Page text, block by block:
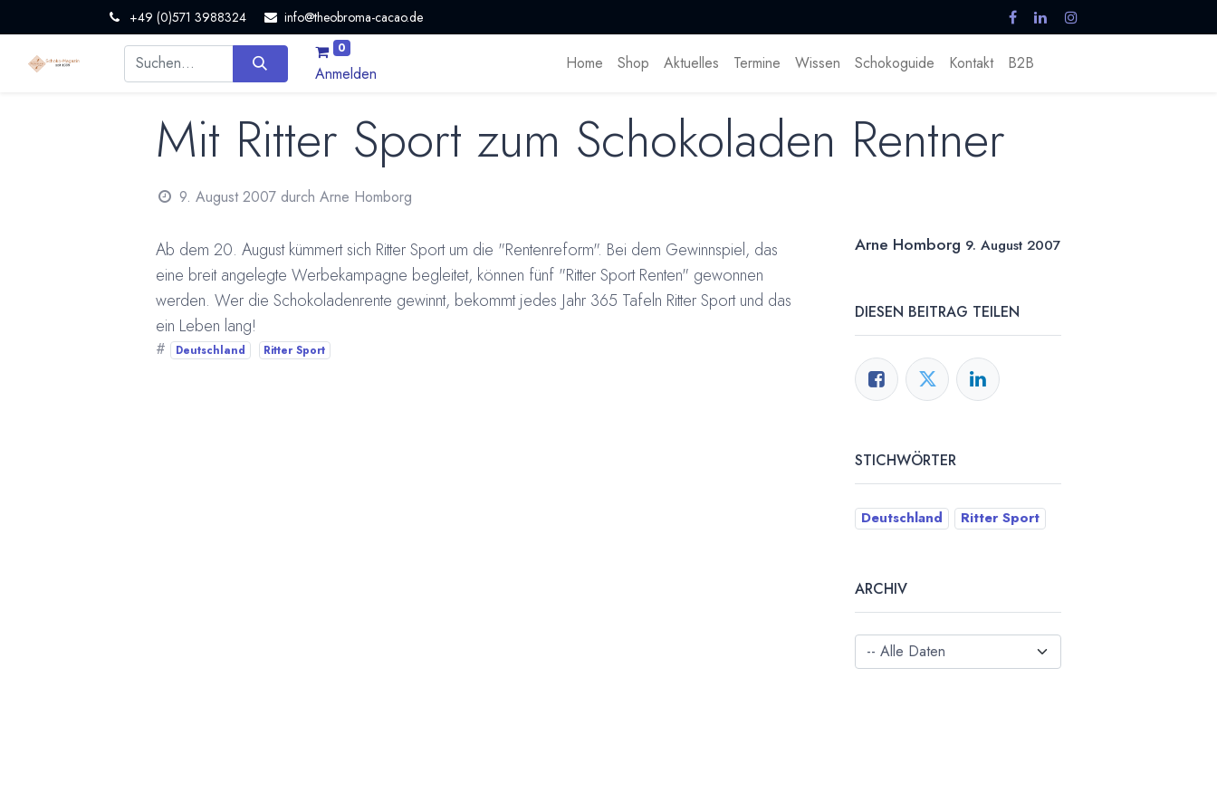
+49 (0)571 3988324 info@theobroma-cacao.de
0
Anmelden
Home Shop Aktuelles Termine Wissen Schokoguide Kontakt B2B
Mit Ritter Sport zum Schokoladen Rentner
9. August 2007 durch Arne Homborg
Ab dem 20. August kümmert sich Ritter Sport um die "Rentenreform". Bei dem Gewinnspiel, das
eine breit angelegte Werbekampagne begleitet, können fünf "Ritter Sport Renten" gewonnen
werden. Wer die Schokoladenrente gewinnt, bekommt jedes Jahr 365 Tafeln Ritter Sport und das
ein Leben lang!
# Deutschland Ritter Sport
Arne Homborg 9. August 2007
DIESEN BEITRAG TEILEN
STICHWÖRTER
Deutschland Ritter Sport
ARCHIV